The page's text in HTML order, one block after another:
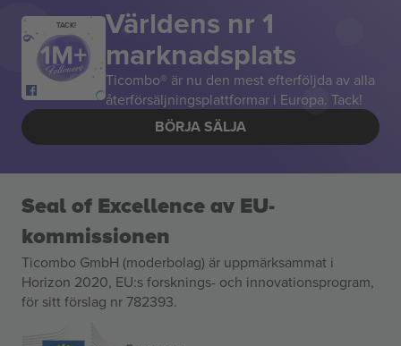
TACK! Världens nr 1
marknadsplats
Ticombo® är nu den mest efterföljda av alla
återförsäljningsplattformar i Europa. Tack!
BÖRJA SÄLJA
Seal of Excellence av EU-
kommissionen
Ticombo GmbH (moderbolag) är uppmärksammat i
Horizon 2020, EU:s forsknings- och innovationsprogram,
för sitt förslag nr 782393.